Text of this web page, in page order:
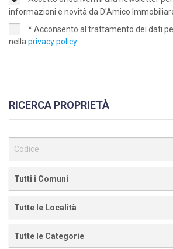
informazioni e novità da D'Amico
* Acconsento al trattamento dei dati
nella privacy policy.
RICERCA PROPRIETÀ
Tutti i Comuni
Tutte le Località
Tutte le Categorie